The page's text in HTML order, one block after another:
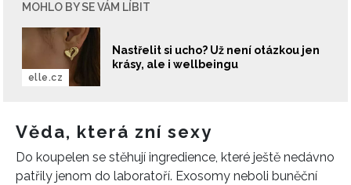
MOHLO BY SE VÁM LÍBIT
Nastřelit si ucho? Už není otázkou jen
krásy, ale i wellbeingu
elle.cz
Věda, která zní sexy
Do koupelen se stěhují ingredience, které ještě nedávno
patřily jenom do laboratoří. Exosomy neboli buněční